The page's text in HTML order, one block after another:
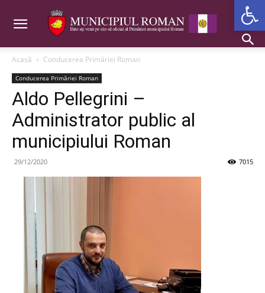
Acasă Conducerea Primăriei Roman
Conducerea Primăriei Roman
Aldo Pellegrini –
Administrator public al
municipiului Roman
29/12/2020 7015